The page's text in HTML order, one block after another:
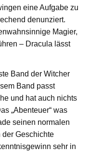
eine Aufgabe zu
denunziert.
Magier,
– Dracula lässt
Band der Witcher
Band passt
und hat auch nichts
„Abenteuer“ was
seinen normalen
der Geschichte
sehr in